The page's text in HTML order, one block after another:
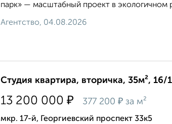
парк» — масштабный проект в
Агентство, 04.08.2026
Студия квартира, вторичка, 35м², 16/
13 200 000 ₽ 377 200 ₽ за м²
мкр. 17-й, Георгиевский проспект 33к5